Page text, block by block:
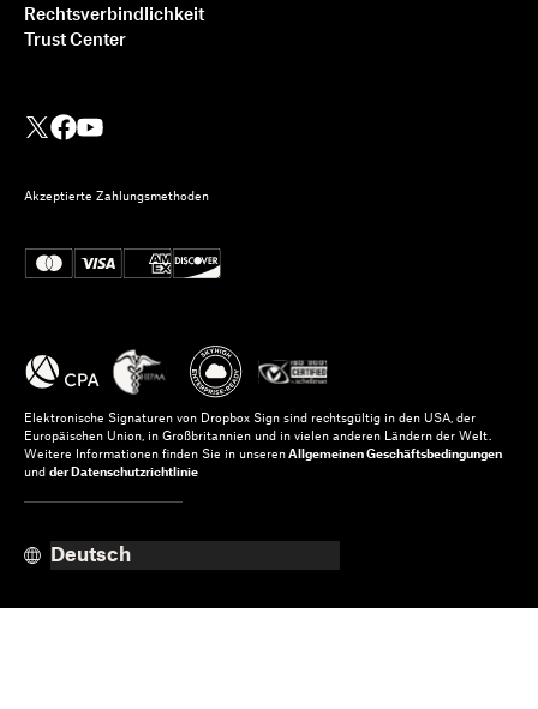
Rechtsverbindlichkeit
Trust Center
Akzeptierte Zahlungsmethoden
Elektronische Signaturen von Dropbox Sign sind rechtsgültig in den USA, der
Europäischen Union, in Großbritannien und in vielen anderen Ländern der Welt.
Weitere Informationen finden Sie in unseren Allgemeinen Geschäftsbedingungen
und der Datenschutzrichtlinie